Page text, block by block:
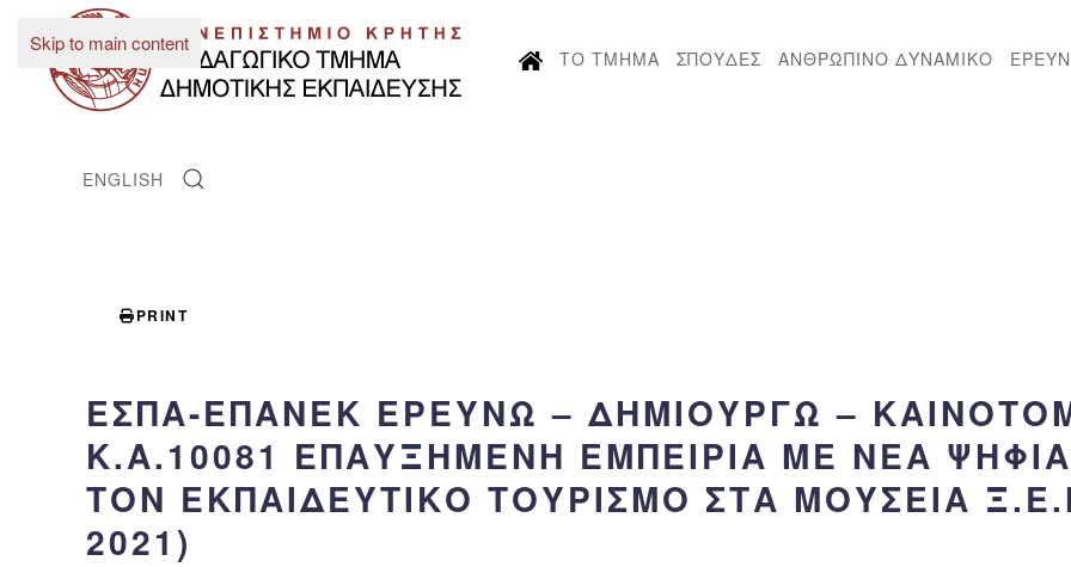
Skip to main content
ΤΟ ΤΜΗΜΑ ΣΠΟΥΔΕΣ ΑΝΘΡΩΠΙΝΟ ΔΥΝΑΜΙΚΟ
ENGLISH
PRINT
ΕΣΠΑ-ΕΠΑΝΕΚ ΕΡΕΥΝΩ – ΔΗΜΙΟΥΡΓΩ –
Κ.Α.10081 ΕΠΑΥΞΗΜΈΝΗ ΕΜΠΕΙΡΊΑ ΜΕ ΝΈΑ
ΤΟΝ ΕΚΠΑΙΔΕΥΤΙΚΌ ΤΟΥΡΙΣΜΌ ΣΤΑ ΜΟΥΣΕΊΑ
2021)